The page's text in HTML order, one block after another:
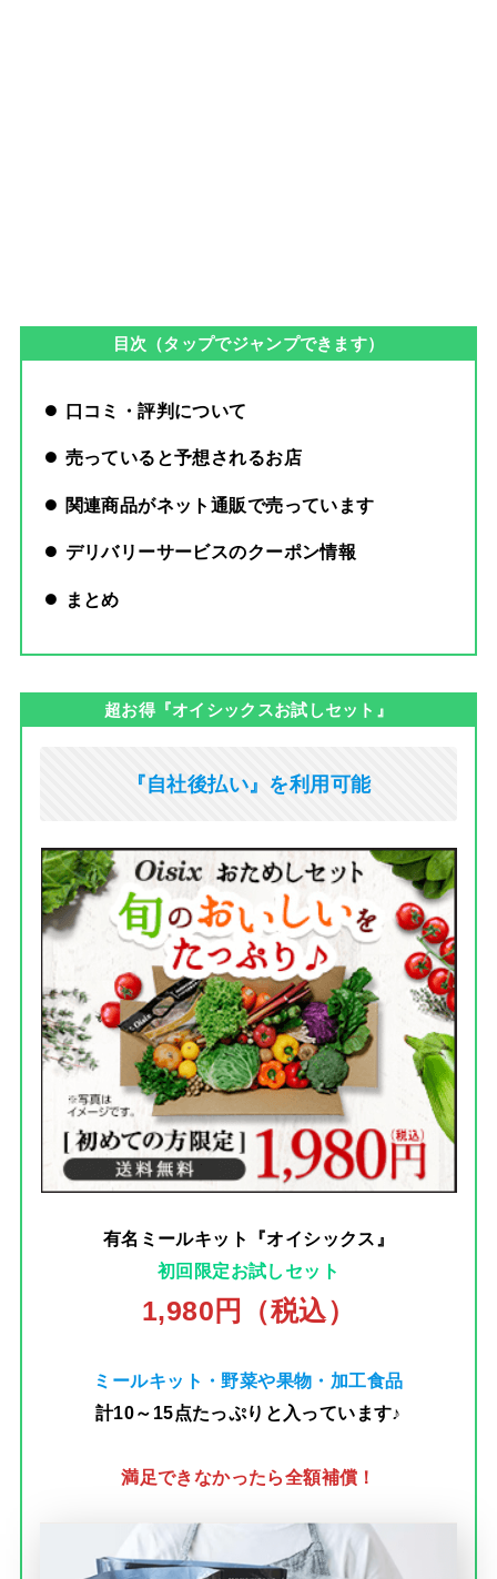
目次（タップでジャンプできます）
口コミ・評判について
売っていると予想されるお店
関連商品がネット通販で売っています
デリバリーサービスのクーポン情報
まとめ
超お得『オイシックスお試しセット』
『自社後払い』を利用可能
有名ミールキット『オイシックス』
初回限定お試しセット
1,980円（税込）
ミールキット・野菜や果物・加工食品
計10～15点たっぷりと入っています♪
満足できなかったら全額補償！